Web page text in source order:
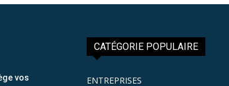
vos
CATÉGORIE POPULAIRE
ENTREPRISES